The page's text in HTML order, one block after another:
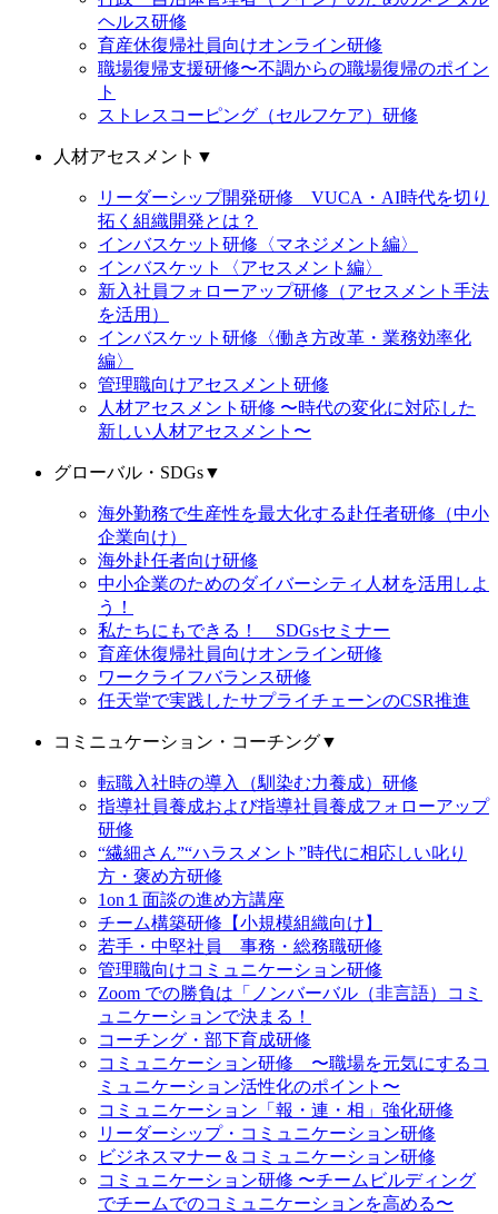
ヘルス研修
育産休復帰社員向けオンライン研修
職場復帰支援研修〜不調からの職場復帰のポイン
ト
ストレスコーピング（セルフケア）研修
人材アセスメント ▼
リーダーシップ開発研修 VUCA・AI時代を切り
拓く組織開発とは？
インバスケット研修〈マネジメント編〉
インバスケット〈アセスメント編〉
新入社員フォローアップ研修（アセスメント手法
を活用）
インバスケット研修〈働き方改革・業務効率化
編〉
管理職向けアセスメント研修
人材アセスメント研修 〜時代の変化に対応した
新しい人材アセスメント〜
グローバル・SDGs▼
海外勤務で生産性を最大化する赴任者研修（中小
企業向け）
海外赴任者向け研修
中小企業のためのダイバーシティ人材を活用しよ
う！
私たちにもできる！ SDGsセミナー
育産休復帰社員向けオンライン研修
ワークライフバランス研修
任天堂で実践したサプライチェーンのCSR推進
コミニュケーション・コーチング▼
転職入社時の導入（馴染む力養成）研修
指導社員養成および指導社員養成フォローアップ
研修
“繊細さん”“ハラスメント”時代に相応しい叱り
方・褒め方研修
1on１面談の進め方講座
チーム構築研修【小規模組織向け】
若手・中堅社員 事務・総務職研修
管理職向けコミュニケーション研修
Zoom での勝負は「ノンバーバル（非言語）コミ
ュニケーションで決まる！
コーチング・部下育成研修
コミュニケーション研修 〜職場を元気にするコ
ミュニケーション活性化のポイント〜
コミュニケーション「報・連・相」強化研修
リーダーシップ・コミュニケーション研修
ビジネスマナー＆コミュニケーション研修
コミュニケーション研修 〜チームビルディング
でチームでのコミュニケーションを高める〜